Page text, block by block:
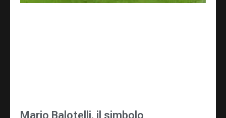
Mario Balotelli, il simbolo